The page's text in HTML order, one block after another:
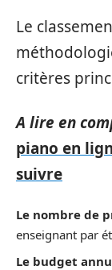
Le
critères
A lire en
piano en
suivre
Le nombre de
enseignant par
Le budget